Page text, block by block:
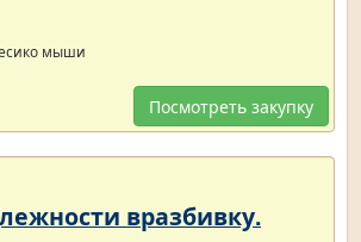
мыши
Посмотреть закупку
вразбивку.